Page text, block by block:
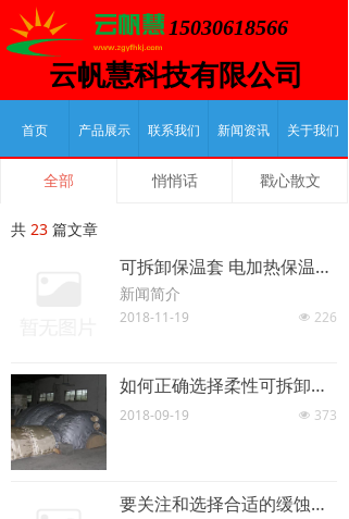
15030618566
云帆慧科技有限公司
首页 产品展示 联系我们 新闻资讯 关于我们
全部 悄悄话 戳心散文
共 23 篇文章
可拆卸保温套 电加热保温套 环保 性能优越，多重防护
新闻简介
넶 226
2018-11-19
如何正确选择柔性可拆卸式保温组件
넶 373
2018-09-19
要关注和选择合适的缓蚀阻垢剂